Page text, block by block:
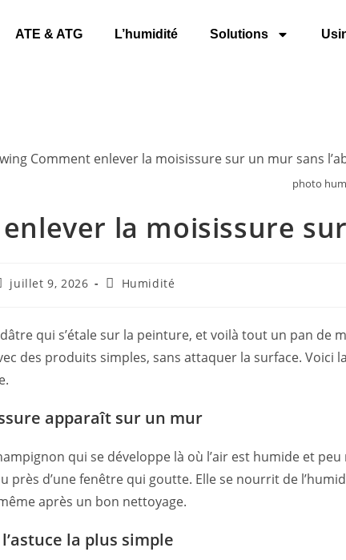
ATE & ATG L’humidité Solutions
photo
la moisissure
juillet 9, 2026 Humidité
qui s’étale sur la peinture, et voilà tout un pan de
des produits simples, sans attaquer la surface.
apparaît sur un mur
qui se développe là où l’air est humide et
près d’une fenêtre qui goutte. Elle se nourrit de
après un bon nettoyage.
la plus simple